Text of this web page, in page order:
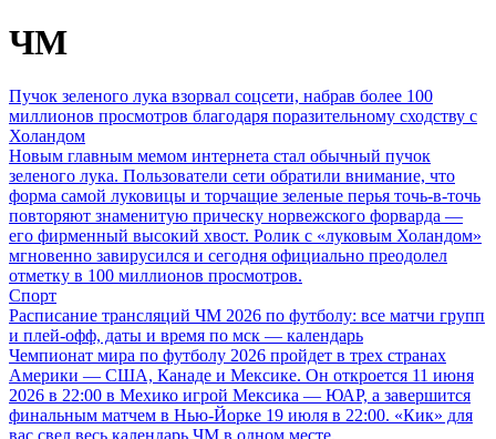
ЧМ
Пучок зеленого лука взорвал соцсети, набрав более 100
миллионов просмотров благодаря поразительному сходству с
Холандом
Новым главным мемом интернета стал обычный пучок
зеленого лука. Пользователи сети обратили внимание, что
форма самой луковицы и торчащие зеленые перья точь-в-точь
повторяют знаменитую прическу норвежского форварда —
его фирменный высокий хвост. Ролик с «луковым Холандом»
мгновенно завирусился и сегодня официально преодолел
отметку в 100 миллионов просмотров.
Спорт
Расписание трансляций ЧМ 2026 по футболу: все матчи групп
и плей-офф, даты и время по мск — календарь
Чемпионат мира по футболу 2026 пройдет в трех странах
Америки — США, Канаде и Мексике. Он откроется 11 июня
2026 в 22:00 в Мехико игрой Мексика — ЮАР, а завершится
финальным матчем в Нью-Йорке 19 июля в 22:00. «Кик» для